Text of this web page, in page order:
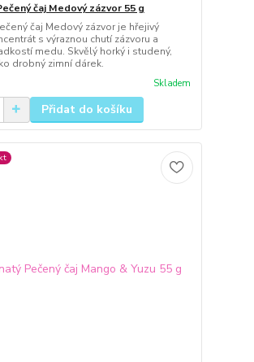
čaj Medový zázvor 55 g
čaj Medový zázvor je hřejivý
s výraznou chutí zázvoru a
medu. Skvělý horký i studený,
drobný zimní dárek.
Skladem
Přidat do košíku